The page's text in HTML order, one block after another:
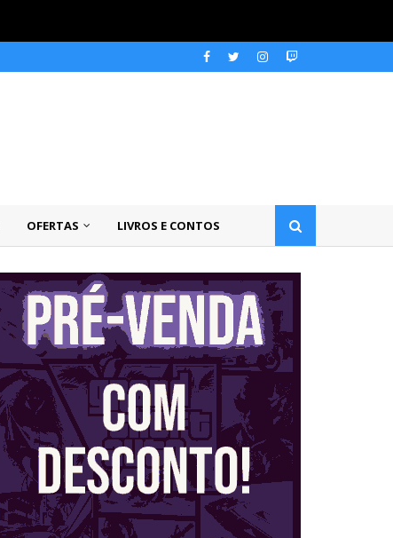
OFERTAS LIVROS E CONTOS